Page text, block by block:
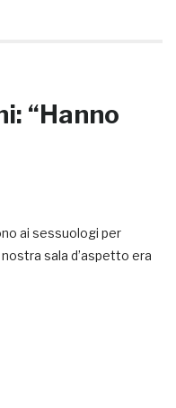
“Hanno
ai sessuologi per
sala d’aspetto era